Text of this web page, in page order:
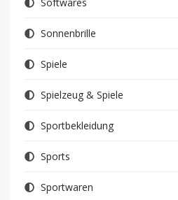
Sonnenbrille
Spiele
Spielzeug & Spiele
Sportbekleidung
Sports
Sportwaren